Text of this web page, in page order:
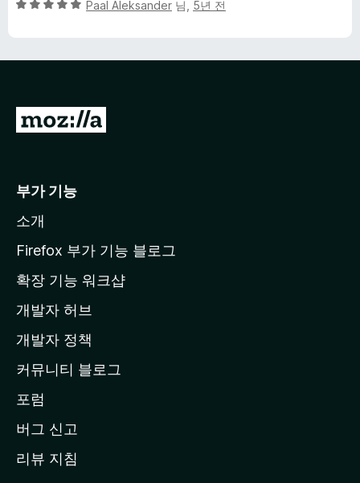
5
점
Paal Aleksander 님, 5년 전
M
l
a
페
이
지
이
동
부가 기능
소개
Firefox 부가 기능 블로그
확장 기능 워크샵
개발자 허브
개발자 정책
커뮤니티 블로그
포럼
버그 신고
리뷰 지침